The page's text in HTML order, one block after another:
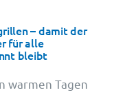
– damit der
für alle
bleibt
warmen Tagen